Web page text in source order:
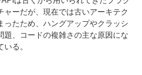
ャーだが、現在では古いアーキテク
ったため、ハングアップやクラッシ
題、コードの複雑さの主な原因にな
る。